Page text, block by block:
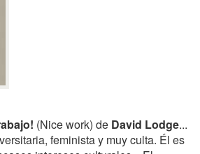
(Nice work) de David Lodge...
feminista y muy culta. Él es